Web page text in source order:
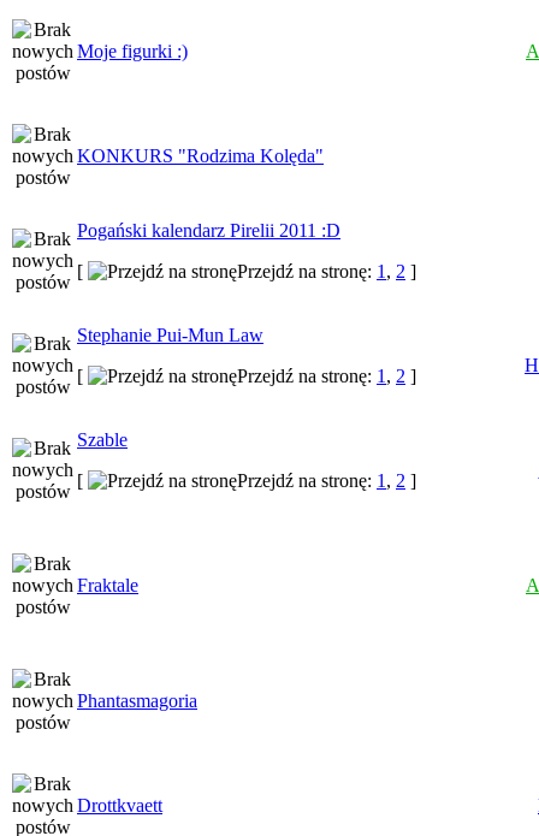
Moje figurki :)
KONKURS "Rodzima Kolęda"
Pogański kalendarz Pirelii 2011 :D
[
Przejdź na stronę: 1 , 2 ]
Stephanie Pui-Mun Law
[
Przejdź na stronę: 1 , 2 ]
Szable
[
Przejdź na stronę: 1 , 2 ]
Fraktale
Phantasmagoria
Drottkvaett